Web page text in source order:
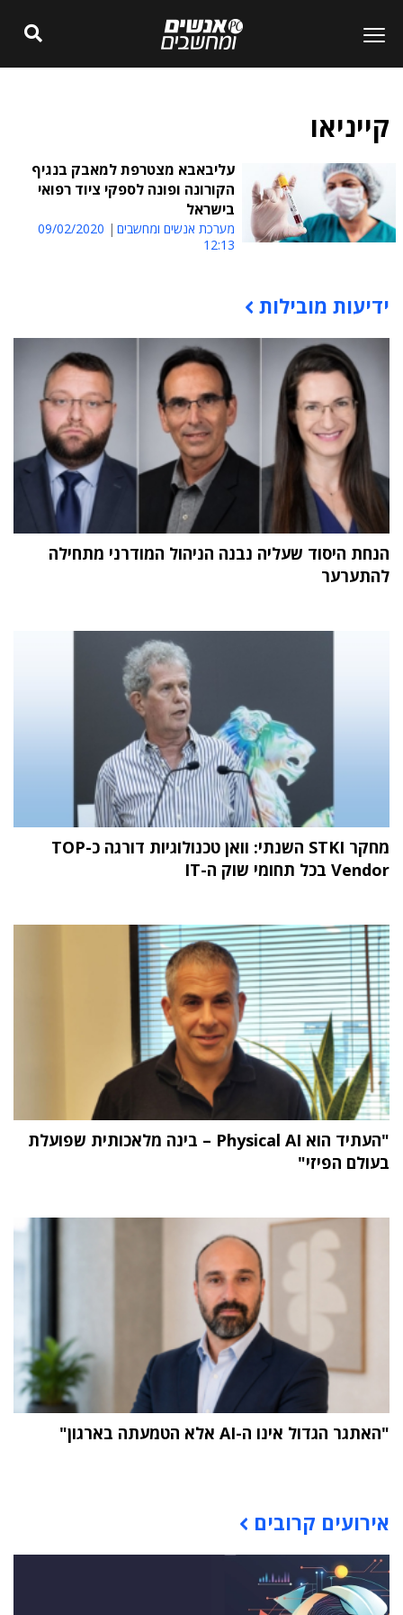
קייניאו
עליבאבא מצטרפת למאבק בנגיף
הקורונה ופונה לספקי ציוד רפואי
בישראל
מערכת אנשים ומחשבים
09/02/2020
12:13
תוכן פרסומי
ידיעות מובילות
הנחת היסוד שעליה נבנה הניהול המודרני מתחילה
להתערער
מחקר STKI השנתי: וואן טכנולוגיות דורגה כ-TOP
Vendor בכל תחומי שוק ה-IT
"העתיד הוא Physical AI – בינה מלאכותית שפועלת
בעולם הפיזי"
"האתגר הגדול אינו ה-AI אלא הטמעתה בארגון"
אירועים קרובים